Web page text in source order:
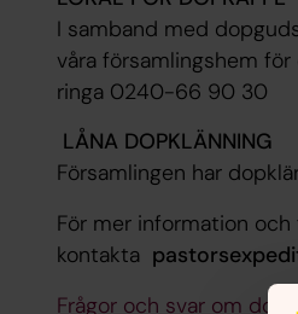
I samband med
våra församlingshem
ringa 0240-66 90 30
LÅNA DOPKLÄNNING
Församlingen har
För mer information
kontakta
Frågor och svar om dop